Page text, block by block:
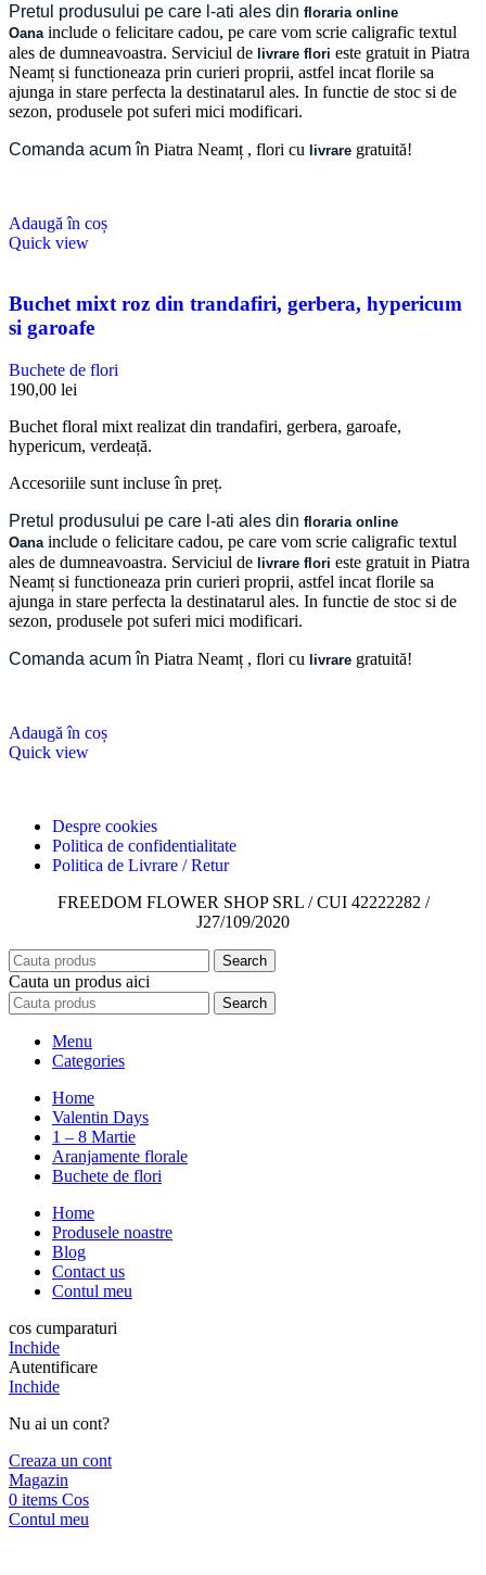
Pretul produsului pe care l-ati ales din floraria online
Oana include o felicitare cadou, pe care vom scrie caligrafic textul
ales de dumneavoastra. Serviciul de livrare flori este gratuit in Piatra
Neamț si functioneaza prin curieri proprii, astfel incat florile sa
ajunga in stare perfecta la destinatarul ales. In functie de stoc si de
sezon, produsele pot suferi mici modificari.
Comanda acum în Piatra Neamț , flori cu livrare gratuită!
Adaugă în coș
Quick view
Buchet mixt roz din trandafiri, gerbera, hypericum
si garoafe
Buchete de flori
190,00 lei
Buchet floral mixt realizat din trandafiri, gerbera, garoafe,
hypericum, verdeață.
Accesoriile sunt incluse în preț.
Pretul produsului pe care l-ati ales din floraria online
Oana include o felicitare cadou, pe care vom scrie caligrafic textul
ales de dumneavoastra. Serviciul de livrare flori este gratuit in Piatra
Neamț si functioneaza prin curieri proprii, astfel incat florile sa
ajunga in stare perfecta la destinatarul ales. In functie de stoc si de
sezon, produsele pot suferi mici modificari.
Comanda acum în Piatra Neamț , flori cu livrare gratuită!
Adaugă în coș
Quick view
Despre cookies
Politica de confidentialitate
Politica de Livrare / Retur
FREEDOM FLOWER SHOP SRL / CUI 42222282 /
J27/109/2020
Search
Cauta un produs aici
Search
Menu
Categories
Home
Valentin Days
1 – 8 Martie
Aranjamente florale
Buchete de flori
Home
Produsele noastre
Blog
Contact us
Contul meu
cos cumparaturi
Inchide
Autentificare
Inchide
Nu ai un cont?
Creaza un cont
Magazin
0 items Cos
Contul meu